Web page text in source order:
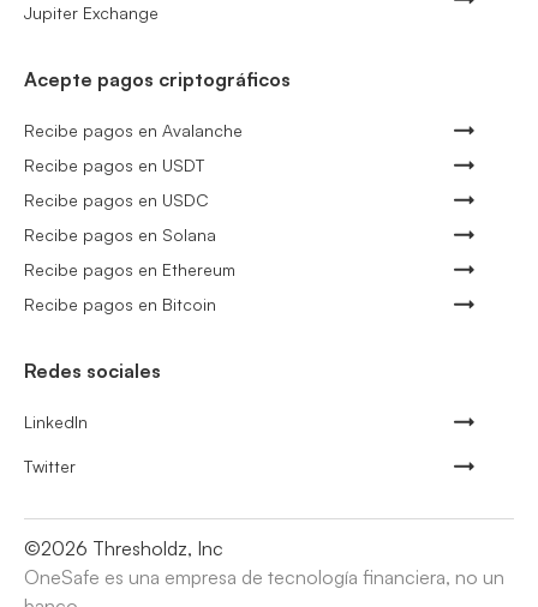
Jupiter Exchange
Acepte pagos criptográficos
Recibe pagos en Avalanche
Recibe pagos en USDT
Recibe pagos en USDC
Recibe pagos en Solana
Recibe pagos en Ethereum
Recibe pagos en Bitcoin
Redes sociales
LinkedIn
Twitter
©2026 Thresholdz, Inc
OneSafe es una empresa de tecnología financiera, no un